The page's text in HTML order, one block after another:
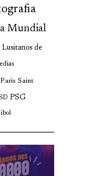
Mundial
Lusitanos de
Paris Saint
PSG